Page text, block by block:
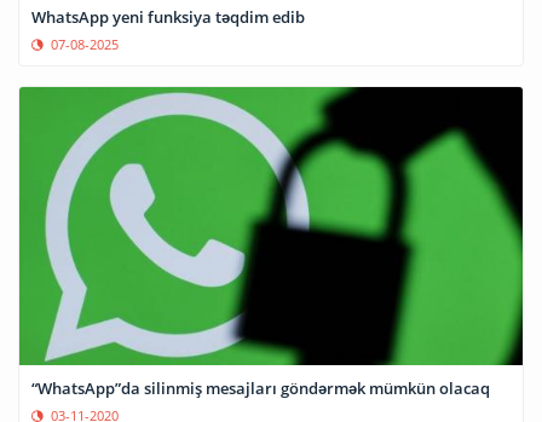
WhatsApp yeni funksiya təqdim edib
07-08-2025
“WhatsApp”da silinmiş mesajları göndərmək mümkün olacaq
03-11-2020